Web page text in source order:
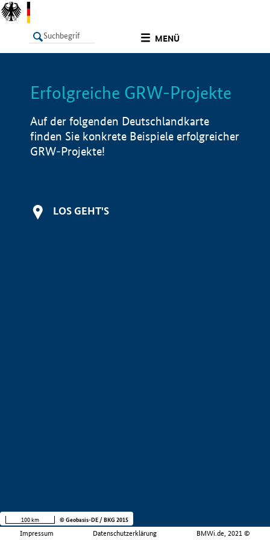
MENÜ
LISTE Info
Erfolgreiche GRW-Projekte
Auf der folgenden Deutschlandkarte
finden Sie konkrete Beispiele erfolgreicher
GRW-Projekte!
LOS GEHT'S
Impressum Datenschutzerklärung BMWi.de, 2021 ©
100 km © Geobasis-DE / BKG 2015